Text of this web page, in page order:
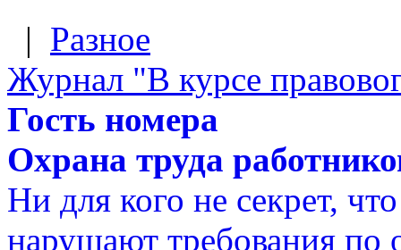
| Разное
Журнал "В курсе
Гость номера
Охрана труда
Ни для кого не секрет,
нарушают требования по